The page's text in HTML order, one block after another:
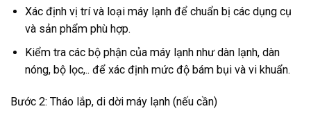
Xác định vị trí và loại máy lạnh để chuẩn bị các dụng cụ
và sản phẩm phù hợp.
Kiểm tra các bộ phận của máy lạnh như dàn lạnh, dàn
nóng, bộ lọc,.. để xác định mức độ bám bụi và vi khuẩn.
Bước 2: Tháo lắp, di dời máy lạnh (nếu cần)